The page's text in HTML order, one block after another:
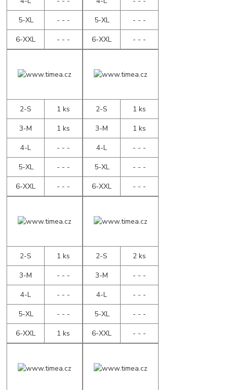
5-XL
- - -
6-XXL
- - -
5-XL
- - -
6-XXL
- - -
2-S
1 ks
3-M
1 ks
4-L
- - -
5-XL
- - -
6-XXL
- - -
2-S
1 ks
3-M
1 ks
4-L
- - -
5-XL
- - -
6-XXL
- - -
2-S
1 ks
3-M
- - -
4-L
- - -
5-XL
- - -
6-XXL
1 ks
2-S
2 ks
3-M
- - -
4-L
- - -
5-XL
- - -
6-XXL
- - -